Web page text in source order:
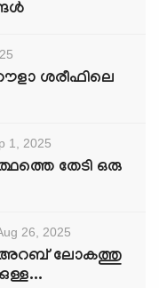
ശരീഫിലെ
1, 2025
തേടി ഒരു
26, 2025
: അറബ് ലോകത്തു